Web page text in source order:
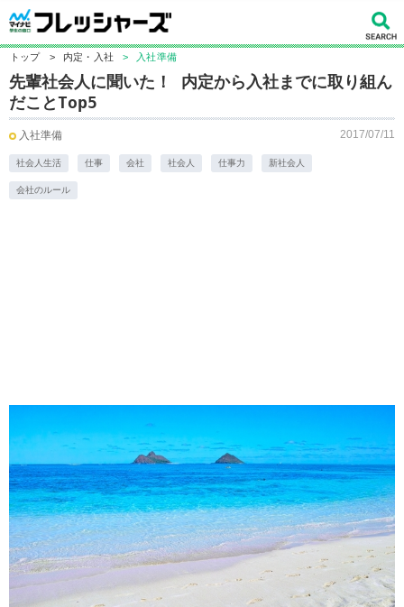
トップ > 内定・入社 > 入社準備
先輩社会人に聞いた！ 内定から入社までに取り組ん
だことTop5
入社準備 2017/07/11
社会人生活 仕事 会社 社会人 仕事力 新社会人
会社のルール